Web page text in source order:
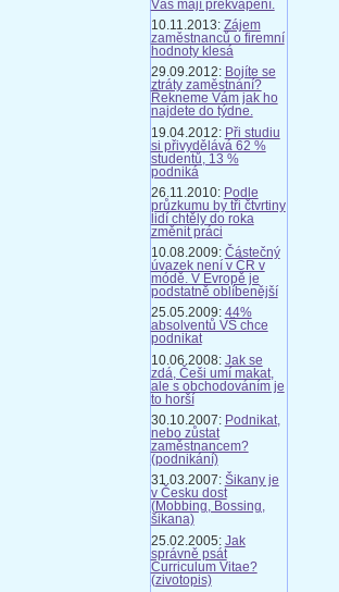
Vás mají překvapení.
10.11.2013: Zájem
zaměstnanců o firemní
hodnoty klesá
29.09.2012: Bojíte se
ztráty zaměstnání?
Řekneme Vám jak ho
najdete do týdne.
19.04.2012: Při studiu
si přivydělává 62 %
studentů, 13 %
podniká
26.11.2010: Podle
průzkumu by tři čtvrtiny
lidí chtěly do roka
změnit práci
10.08.2009: Částečný
úvazek není v ČR v
módě. V Evropě je
podstatně oblíbenější
25.05.2009: 44%
absolventů VŠ chce
podnikat
10.06.2008: Jak se
zdá, Češi umí makat,
ale s obchodováním je
to horší
30.10.2007: Podnikat,
nebo zůstat
zaměstnancem?
(podnikání)
31.03.2007: Šikany je
v Česku dost
(Mobbing, Bossing,
šikana)
25.02.2005: Jak
správně psát
Curriculum Vitae?
(zivotopis)